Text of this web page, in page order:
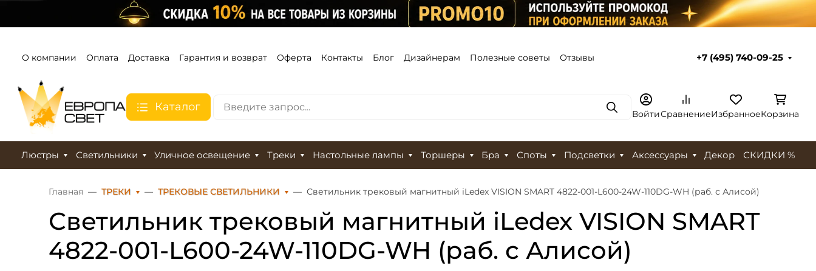
О компании Оплата Доставка Гарантия и возврат Оферта Контакты Блог Дизайнерам Полезные советы Отзывы +7 (495) 740-09-25
Каталог ПоискВойтиСравнениеИзбранноеКорзина
Люстры Светильники Уличное освещение Треки Настольные лампы Торшеры Бра Споты Подсветки Аксессуары Декор СКИДКИ %
Главная ТРЕКИ ТРЕКОВЫЕ СВЕТИЛЬНИКИ Светильник трековый магнитный iLedex VISION SMART 4822-001-L600-24W-110DG-WH (раб. с Алисой)
Светильник трековый магнитный iLedex VISION SMART
4822-001-L600-24W-110DG-WH (раб. с Алисой)